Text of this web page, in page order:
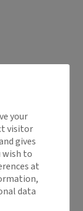
your
visitor
gives
wish to
at
data